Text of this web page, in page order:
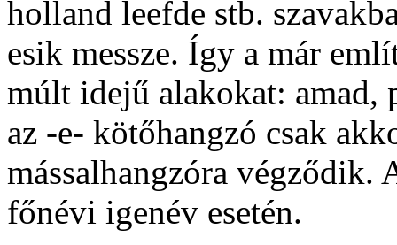
holland leefde stb.
esik messze. Így a már
múlt idejű alakokat: amad,
az -e- kötőhangzó csak
mássalhangzóra végződik.
főnévi igenév esetén.